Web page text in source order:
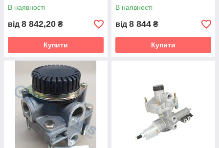
В наявності
від 8 842,20 ₴
Купити
В наявності
від 8 844 ₴
Купити